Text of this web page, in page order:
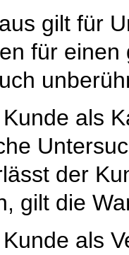
gilt für
für
als
der
gilt die
als